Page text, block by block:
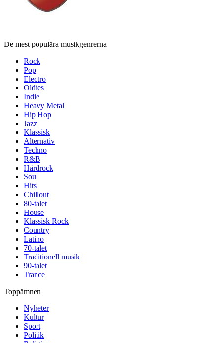
De mest populära musikgenrerna
Rock
Pop
Electro
Oldies
Indie
Heavy Metal
Hip Hop
Jazz
Klassisk
Alternativ
Techno
R&B
Hårdrock
Soul
Hits
Chillout
80-talet
House
Klassisk Rock
Country
Latino
70-talet
Traditionell musik
90-talet
Trance
Toppämnen
Nyheter
Kultur
Sport
Politik